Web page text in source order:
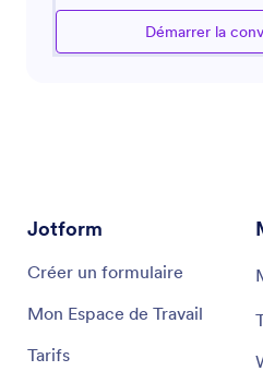
besoin d'aide pour
schémas des données, il est
Démarrer la
Jotform
Créer un formulaire
Mon Espace de Travail
Tarifs